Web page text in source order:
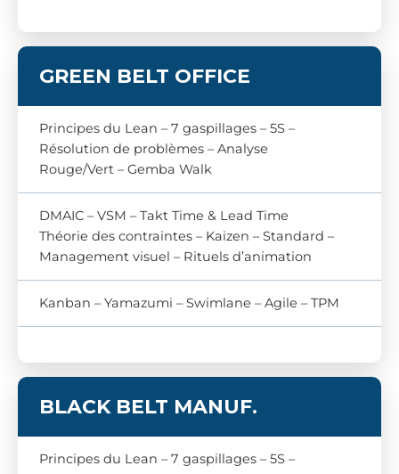
GREEN BELT OFFICE
Principes du Lean – 7 gaspillages – 5S –
Résolution de problèmes – Analyse
Rouge/Vert – Gemba Walk
DMAIC – VSM – Takt Time & Lead Time
Théorie des contraintes – Kaizen – Standard –
Management visuel – Rituels d’animation
Kanban – Yamazumi – Swimlane – Agile – TPM
BLACK BELT MANUF.
Principes du Lean – 7 gaspillages – 5S –